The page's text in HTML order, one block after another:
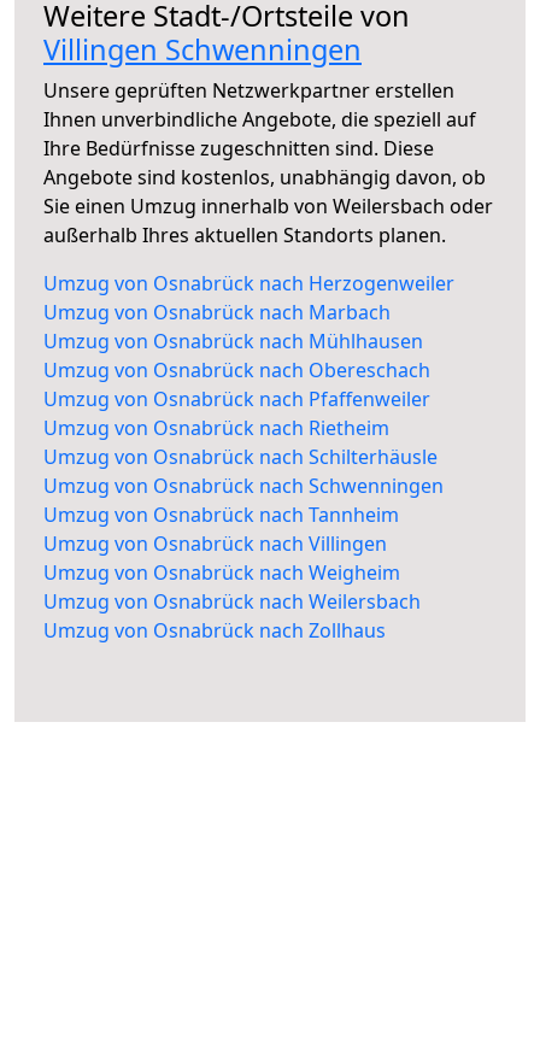
Weitere Stadt-/Ortsteile von
Villingen Schwenningen
Unsere geprüften Netzwerkpartner erstellen
Ihnen unverbindliche Angebote, die speziell auf
Ihre Bedürfnisse zugeschnitten sind. Diese
Angebote sind kostenlos, unabhängig davon, ob
Sie einen Umzug innerhalb von Weilersbach oder
außerhalb Ihres aktuellen Standorts planen.
Umzug von Osnabrück nach Herzogenweiler
Umzug von Osnabrück nach Marbach
Umzug von Osnabrück nach Mühlhausen
Umzug von Osnabrück nach Obereschach
Umzug von Osnabrück nach Pfaffenweiler
Umzug von Osnabrück nach Rietheim
Umzug von Osnabrück nach Schilterhäusle
Umzug von Osnabrück nach Schwenningen
Umzug von Osnabrück nach Tannheim
Umzug von Osnabrück nach Villingen
Umzug von Osnabrück nach Weigheim
Umzug von Osnabrück nach Weilersbach
Umzug von Osnabrück nach Zollhaus